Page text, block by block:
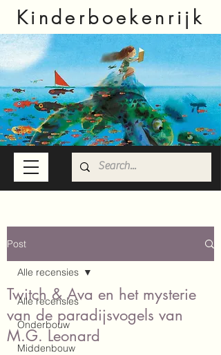
Kinderboekenrijk
Post
Alle recensies
Onderbouw
Middenbouw
Alle recensies
Twitch & Ava en het mysterie
van de paradijsvogels van
M.G. Leonard